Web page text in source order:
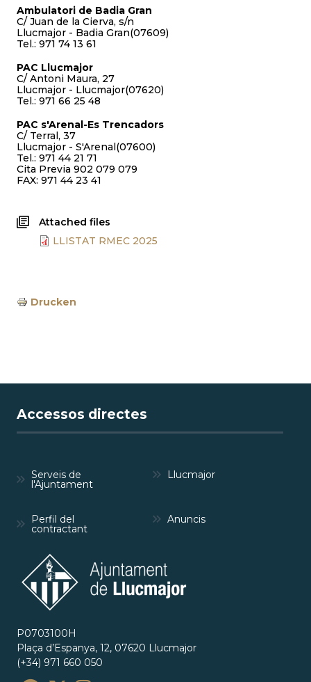
Ambulatori de Badia Gran
C/ Juan de la Cierva, s/n
Llucmajor - Badia Gran(07609)
Tel.: 971 74 13 61
PAC Llucmajor
C/ Antoni Maura, 27
Llucmajor - Llucmajor(07620)
Tel.: 971 66 25 48
PAC s'Arenal-Es Trencadors
C/ Terral, 37
Llucmajor - S'Arenal(07600)
Tel.: 971 44 21 71
Cita Previa 902 079 079
FAX: 971 44 23 41
Attached files
LLISTAT RMEC 2025
Drucken
Accessos directes
Serveis de
l'Ajuntament
Llucmajor
Perfil del
contractant
Anuncis
P0703100H
Plaça d’Espanya, 12, 07620 Llucmajor
(+34) 971 660 050